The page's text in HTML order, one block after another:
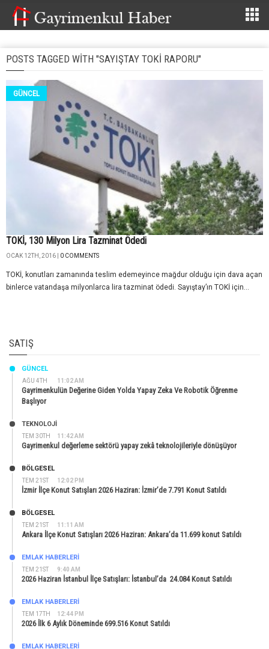
POSTS TAGGED WITH "SAYIŞTAY TOKI RAPORU"
GÜNCEL
TOKİ, 130 Milyon Lira Tazminat Ödedi
OCAK 12TH, 2016 | 0 COMMENTS
TOKİ, konutları zamanında teslim edemeyince mağdur olduğu için dava açan
binlerce vatandaşa milyonlarca lira tazminat ödedi. Sayıştay’ın TOKİ için...
SATIŞ
AĞU 4TH 11:02 AM
GÜNCEL
Gayrimenkulün Değerine Giden Yolda Yapay Zeka Ve Robotik Öğrenme
Başlıyor
TEM 30TH 11:42 AM
TEKNOLOJİ
Gayrimenkul değerleme sektörü yapay zekâ teknolojileriyle dönüşüyor
TEM 21ST 12:02 PM
BÖLGESEL
İzmir İlçe Konut Satışları 2026 Haziran: İzmir’de 7.791 Konut Satıldı
TEM 21ST 11:11 AM
BÖLGESEL
Ankara İlçe Konut Satışları 2026 Haziran: Ankara’da 11.699 konut Satıldı
TEM 21ST 9:40 AM
EMLAK HABERLERI
2026 Haziran İstanbul İlçe Satışları: İstanbul’da 24.084 Konut Satıldı
TEM 17TH 12:44 PM
EMLAK HABERLERI
2026 İlk 6 Aylık Döneminde 699.516 Konut Satıldı
EMLAK HABERLERI